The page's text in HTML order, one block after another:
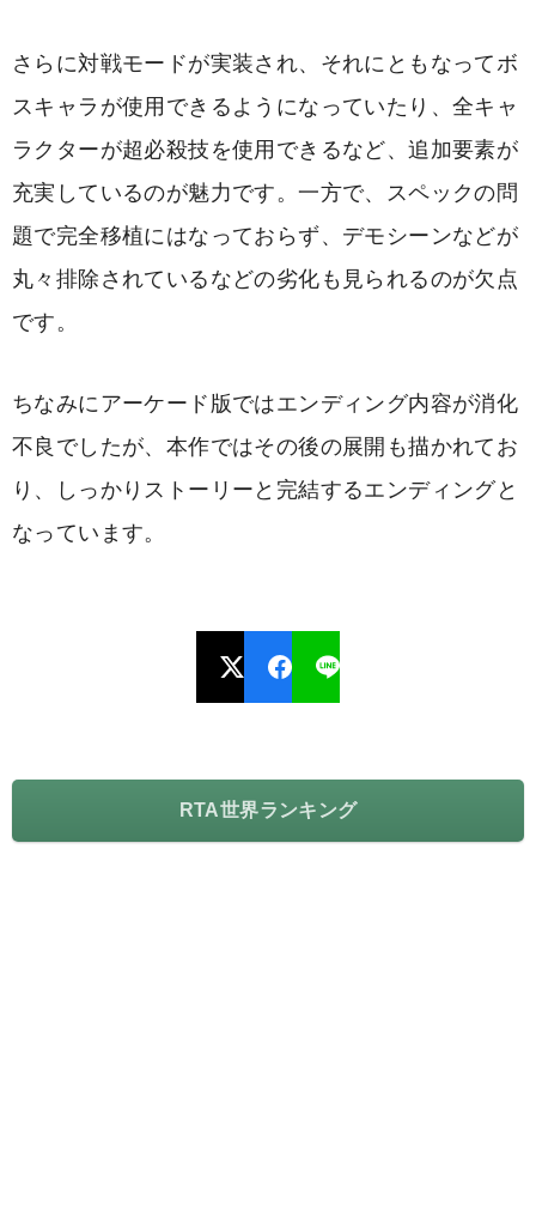
さらに対戦モードが実装され、それにともなってボ
スキャラが使用できるようになっていたり、全キャ
ラクターが超必殺技を使用できるなど、追加要素が
充実しているのが魅力です。一方で、スペックの問
題で完全移植にはなっておらず、デモシーンなどが
丸々排除されているなどの劣化も見られるのが欠点
です。
ちなみにアーケード版ではエンディング内容が消化
不良でしたが、本作ではその後の展開も描かれてお
り、しっかりストーリーと完結するエンディングと
なっています。
RTA世界ランキング